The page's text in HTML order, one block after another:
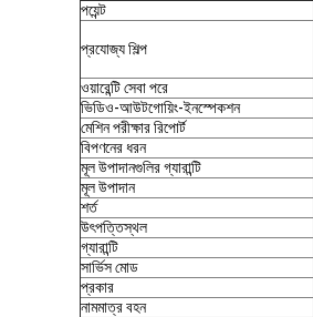
পয়েন্ট
প্রযোজ্য শিল্প
ওয়ারেন্টি সেবা পরে
ভিডিও-আউটগোয়িং-ইনস্পেকশন
মেশিন পরীক্ষার রিপোর্ট
বিপণনের ধরন
মূল উপাদানগুলির গ্যারান্টি
মূল উপাদান
শর্ত
উৎপত্তিস্থল
গ্যারান্টি
সার্ভিস মোড
প্রকার
নামমাত্র বহন